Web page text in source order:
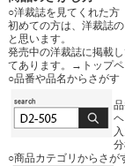
○洋裁誌を見てくれた方
初めての方は、洋裁誌
と思います。
発売中の洋裁誌に掲載
てあります。
→トップペ
○品番や品名からさがす
○商品カテゴリからさが